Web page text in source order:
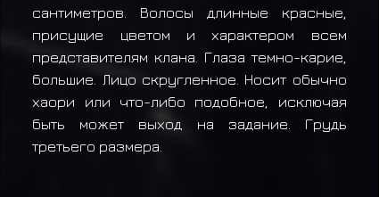
сантиметров. Волосы длинные красные,
присущие цветом и характером всем
представителям клана. Глаза темно-карие,
большие. Лицо скругленное. Носит обычно
хаори или что-либо подобное, исключая
быть может выход на задание. Грудь
третьего размера.